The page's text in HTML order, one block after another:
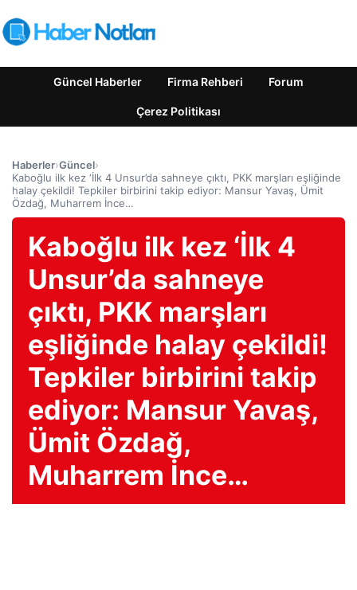
Güncel Haberler Firma Rehberi Forum
Çerez Politikası
Haberler›Güncel›
Kaboğlu ilk kez ‘İlk 4 Unsur’da sahneye çıktı, PKK marşları eşliğinde
halay çekildi! Tepkiler birbirini takip ediyor: Mansur Yavaş, Ümit
Özdağ, Muharrem İnce…
Kaboğlu ilk kez ‘İlk 4
Unsur’da sahneye
çıktı, PKK marşları
eşliğinde halay çekildi!
Tepkiler birbirini takip
ediyor: Mansur Yavaş,
Ümit Özdağ,
Muharrem İnce…